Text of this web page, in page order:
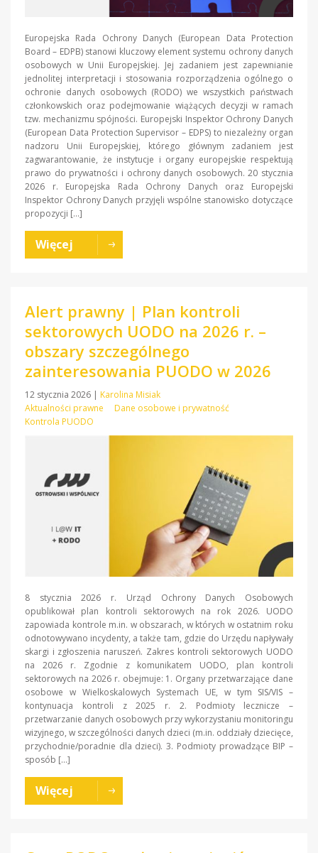
Europejska Rada Ochrony Danych (European Data Protection
Board – EDPB) stanowi kluczowy element systemu ochrony danych
osobowych w Unii Europejskiej. Jej zadaniem jest zapewnianie
jednolitej interpretacji i stosowania rozporządzenia ogólnego o
ochronie danych osobowych (RODO) we wszystkich państwach
członkowskich oraz podejmowanie wiążących decyzji w ramach
tzw. mechanizmu spójności. Europejski Inspektor Ochrony Danych
(European Data Protection Supervisor – EDPS) to niezależny organ
nadzoru Unii Europejskiej, którego głównym zadaniem jest
zagwarantowanie, że instytucje i organy europejskie respektują
prawo do prywatności i ochrony danych osobowych. 20 stycznia
2026 r. Europejska Rada Ochrony Danych oraz Europejski
Inspektor Ochrony Danych przyjęli wspólne stanowisko dotyczące
propozycji […]
Więcej
Alert prawny | Plan kontroli
sektorowych UODO na 2026 r. –
obszary szczególnego
zainteresowania PUODO w 2026
12 stycznia 2026 | Karolina Misiak
Aktualności prawne
Dane osobowe i prywatność
Kontrola PUODO
8 stycznia 2026 r. Urząd Ochrony Danych Osobowych
opublikował plan kontroli sektorowych na rok 2026. UODO
zapowiada kontrole m.in. w obszarach, w których w ostatnim roku
odnotowywano incydenty, a także tam, gdzie do Urzędu napływały
skargi i zgłoszenia naruszeń. Zakres kontroli sektorowych UODO
na 2026 r. Zgodnie z komunikatem UODO, plan kontroli
sektorowych na 2026 r. obejmuje: 1. Organy przetwarzające dane
osobowe w Wielkoskalowych Systemach UE, w tym SIS/VIS –
kontynuacja kontroli z 2025 r. 2. Podmioty lecznicze –
przetwarzanie danych osobowych przy wykorzystaniu monitoringu
wizyjnego, w szczególności danych dzieci (m.in. oddziały dziecięce,
przychodnie/poradnie dla dzieci). 3. Podmioty prowadzące BIP –
sposób […]
Więcej